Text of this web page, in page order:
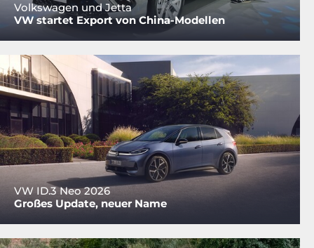
Volkswagen und Jetta
VW startet Export von China-Modellen
VW ID.3 Neo 2026
Großes Update, neuer Name